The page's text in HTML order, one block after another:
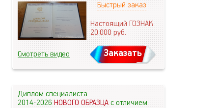
Быстрый заказ
Настоящий ГОЗНАК
20.000руб.
Смотреть видео Заказать
Диплом специалиста
2014-2026НОВОГО ОБРАЗЦАс отличием